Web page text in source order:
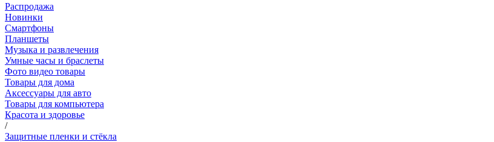
Распродажа
Новинки
Смартфоны
Планшеты
Музыка и развлечения
Умные часы и браслеты
Фото видео товары
Товары для дома
Аксессуары для авто
Товары для компьютера
Красота и здоровье
/
Защитные пленки и стёкла